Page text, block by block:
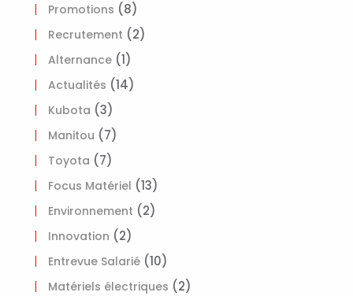
Promotions (8)
Recrutement (2)
Alternance (1)
Actualités (14)
Kubota (3)
Manitou (7)
Toyota (7)
Focus Matériel (13)
Environnement (2)
Innovation (2)
Entrevue Salarié (10)
Matériels électriques (2)